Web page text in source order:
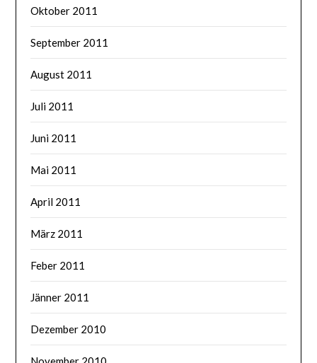
Oktober 2011
September 2011
August 2011
Juli 2011
Juni 2011
Mai 2011
April 2011
März 2011
Feber 2011
Jänner 2011
Dezember 2010